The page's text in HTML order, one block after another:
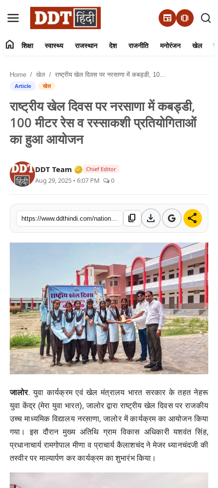
newspaper amp_stories
हमारे बारे में
शिक्षा
स्वास्थ्य
देश
राजनीति
मनोरंजन
सामाजिक गतिविधि
अपराध
विशेष
home शिक्षा स्वास्थ्य राजस्थान देश राजनीति मनोरंजन खेल
Home खेल राष्ट्रीय खेल दिवस पर नरसाणा में कबड्डी, 100 मीटर रेस व रस्साकशी प्रतियोगिताओं का हुआ आयोजन
Article खेल
राष्ट्रीय खेल दिवस पर नरसाणा में कबड्डी,
100 मीटर रेस व रस्साकशी प्रतियोगिताओं
का हुआ आयोजन
DDT Team Verified Media or Organization • 01
Chief Editor
Aug 29, 2025 • 6:07 PM 0
content_copy download share
जालोर. युवा कार्यक्रम एवं खेल मंत्रालय भारत सरकार के तहत नेहरू
युवा केंद्र (मेरा युवा भारत), जालोर द्वारा राष्ट्रीय खेल दिवस पर राजकीय
उच्च माध्यमिक विद्यालय नरसाणा, जालोर में कार्यक्रम का आयोजन किया
गया। इस दौरान मुख्य अतिथि ग्राम विकास अधिकारी यशवंत सिंह,
प्रधानाचार्य रामगोपाल मीणा व प्राचार्य कैलाशचंद ने मेजर ध्यानचंदजी की
तस्वीर पर माल्यार्पण कर कार्यक्रम का शुभारंभ किया।